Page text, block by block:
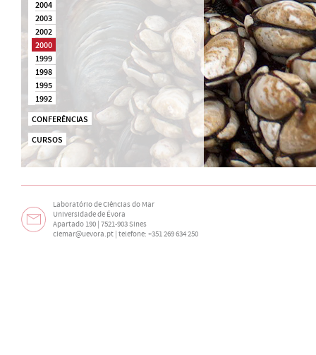
2004
2003
2002
2000
1999
1998
1995
1992
CONFERÊNCIAS
CURSOS
Laboratório de Ciências do Mar
Universidade de Évora
Apartado 190 | 7521-903 Sines
ciemar@uevora.pt | telefone: +351 269 634 250